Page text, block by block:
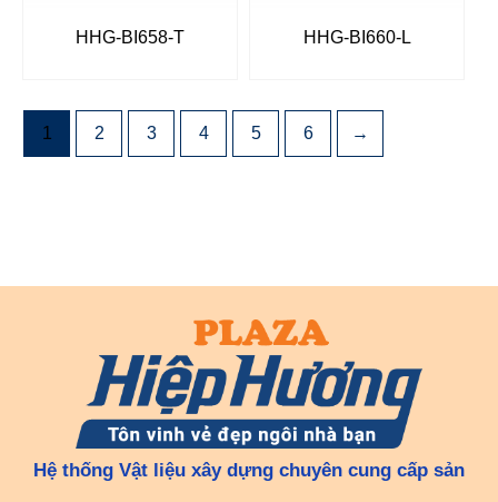
HHG-BI658-T HHG-BI660-L
1 2 3 4 5 6 →
Hệ thống Vật liệu xây dựng chuyên cung cấp sản